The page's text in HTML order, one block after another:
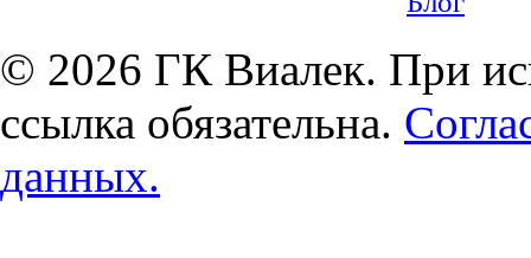
© 2026 ГК Виалек. При
ссылка обязательна.
данных.